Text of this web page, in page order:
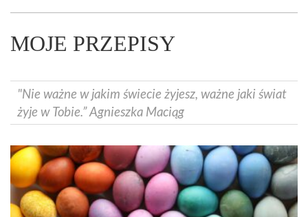
MOJE PRZEPISY
"Nie ważne w jakim świecie żyjesz, ważne jaki świat
żyje w Tobie.” Agnieszka Maciąg